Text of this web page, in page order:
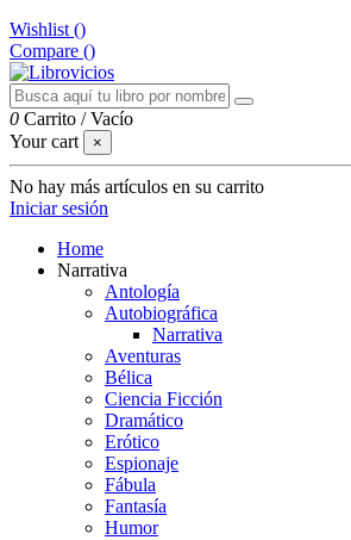
Wishlist ()
Compare ()
0 Carrito /Vacío
Your cart
×
No hay más artículos en su carrito
Iniciar sesión
Home
Narrativa
Antología
Autobiográfica
Narrativa
Aventuras
Bélica
Ciencia Ficción
Dramático
Erótico
Espionaje
Fábula
Fantasía
Humor